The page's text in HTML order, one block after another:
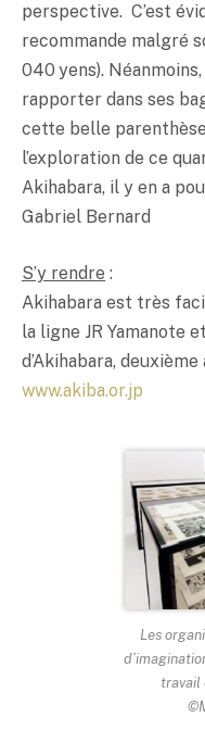
perspective. C’est
recommande malgré
040 yens).
rapporter dans ses
cette belle
l’exploration de ce
Akihabara, il y en a
Gabriel Bernard
S’y rendre :
Akihabara est très
la ligne JR Yamanote
d’Akihabara,
www.akiba.or.jp
Les
travail